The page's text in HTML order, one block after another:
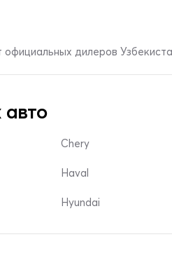
официальных дилеров
Chery
Haval
Hyundai